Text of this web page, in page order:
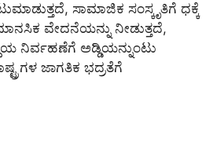
ಸಾಮಾಜಿಕ ಸಂಸ್ಕೃತಿಗೆ ಧಕ್ಕೆ
ವೇದನೆಯನ್ನು ನೀಡುತ್ತದೆ,
ನಿರ್ವಹಣೆಗೆ ಅಡ್ಡಿಯನ್ನುಂಟು
ಜಾಗತಿಕ ಭದ್ರತೆಗೆ